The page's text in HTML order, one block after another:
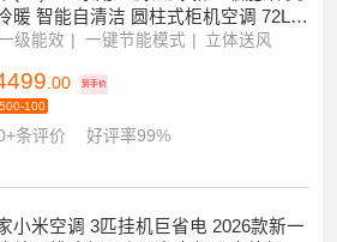
条评价
好评率100%
苏宁自营旗舰店 进店
(MI)3匹 家用空调立式 新一级能效 变
暖 智能自清洁 圆柱式柜机空调 72LW
.00
100